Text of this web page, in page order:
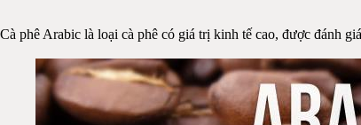
Cà phê Arabic là loại cà phê có giá trị kinh tế cao, được đánh